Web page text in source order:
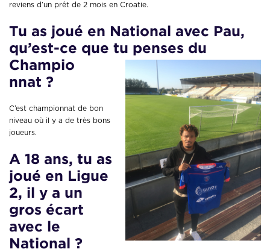
reviens d’un prêt de 2 mois en Croatie.
Tu as joué en National avec Pau,
qu’est-ce que tu penses du
Champio
nnat ?
C’est championnat de bon
niveau où il y a de très bons
joueurs.
A 18 ans, tu as
joué en Ligue
2, il y a un
gros écart
avec le
National ?